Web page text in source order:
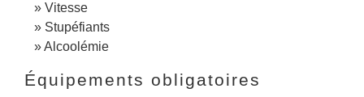
Vitesse
Stupéfiants
Alcoolémie
Équipements obligatoires